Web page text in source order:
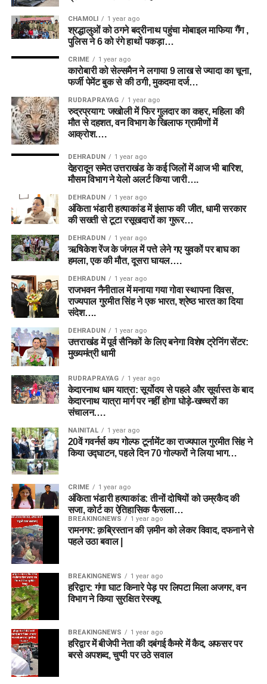
CHAMOLI 1 year ago
श्रद्धालुओं को ठगने बद्रीनाथ पहुंचा मोबाइल माफिया गैंग ,
पुलिस ने 6 को रंगे हाथों पकड़ा…
CRIME 1 year ago
कारोबारी को सेल्समैन ने लगाया 9 लाख से ज्यादा का चूना,
फर्जी पेमेंट बुक से की ठगी, मुकदमा दर्ज…
RUDRAPRAYAG 1 year ago
रुद्रप्रयाग: जखोली में फिर गुलदार का कहर, महिला की
मौत से दहशत, वन विभाग के खिलाफ ग्रामीणों में
आक्रोश….
DEHRADUN 1 year ago
देहरादून समेत उत्तराखंड के कई जिलों में आज भी बारिश,
मौसम विभाग ने येलो अलर्ट किया जारी….
DEHRADUN 1 year ago
अंकिता भंडारी हत्याकांड में इंसाफ की जीत, धामी सरकार
की सख्ती से टूटा रसूखदारों का गुरूर…
DEHRADUN 1 year ago
ऋषिकेश रेंज के जंगल में पत्ते लेने गए युवकों पर बाघ का
हमला, एक की मौत, दूसरा घायल….
DEHRADUN 1 year ago
राजभवन नैनीताल में मनाया गया गोवा स्थापना दिवस,
राज्यपाल गुरमीत सिंह ने एक भारत, श्रेष्ठ भारत का दिया
संदेश….
DEHRADUN 1 year ago
उत्तराखंड में पूर्व सैनिकों के लिए बनेगा विशेष ट्रेनिंग सेंटर:
मुख्यमंत्री धामी
RUDRAPRAYAG 1 year ago
केदारनाथ धाम यात्रा: सूर्योदय से पहले और सूर्यास्त के बाद
केदारनाथ यात्रा मार्ग पर नहीं होगा घोड़े-खच्चरों का
संचालन….
NAINITAL 1 year ago
20वें गवर्नर्स कप गोल्फ टूर्नामेंट का राज्यपाल गुरमीत सिंह ने
किया उद्घाटन, पहले दिन 70 गोल्फरों ने लिया भाग…
CRIME 1 year ago
अंकिता भंडारी हत्याकांड: तीनों दोषियों को उम्रकैद की
सजा, कोर्ट का ऐतिहासिक फैसला…
BREAKINGNEWS 1 year ago
रामनगर: क़ब्रिस्तान की ज़मीन को लेकर विवाद, दफनाने से
पहले उठा बवाल |
BREAKINGNEWS 1 year ago
हरिद्वार: गंगा घाट किनारे पेड़ पर लिपटा मिला अजगर, वन
विभाग ने किया सुरक्षित रेस्क्यू
BREAKINGNEWS 1 year ago
हरिद्वार में बीजेपी नेता की दबंगई कैमरे में कैद, अफसर पर
बरसे अपशब्द, चुप्पी पर उठे सवाल